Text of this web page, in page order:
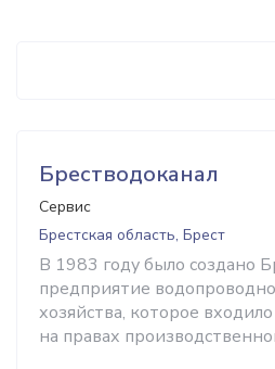
Брестводоканал
Сервис
Брестская область, Брест
В 1983 году было создано
предприятие
хозяйства, которое
на правах